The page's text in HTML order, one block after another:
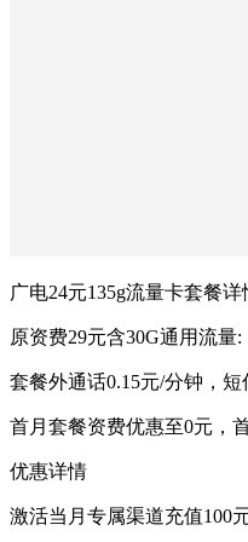
广电24元135g流量卡套餐详
原资费29元含30G通用流量:
套餐外通话0.15元/分钟，
首月套餐资费优惠至0元，
优惠详情
激活当月专属渠道充值100